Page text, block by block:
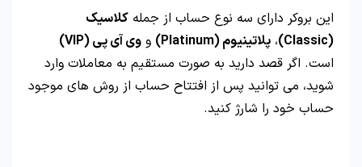
این بروکر دارای سه نوع حساب از جمله کلاسیک
(Classic)
، پلاتینیوم (Platinum) و وی آی پی (VIP)
است. اگر قصد دارید به صورت مستقیم به معاملات وارد
شوید، می توانید پس از افتتاح حساب از روش های موجود
حساب خود را شارژ کنید.